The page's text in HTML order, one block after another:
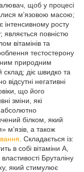
щоб у процесі
м’язовою масою;
інтенсивному росту
являється повністю
вітамінів та
тестостерону
природним
діє швидко та
негативні
що його
зміни, які
абсолютно
білком, який
м’язів, а також
. Складається із:
в собі вітаміни A,
Бруталіну
який стимулює